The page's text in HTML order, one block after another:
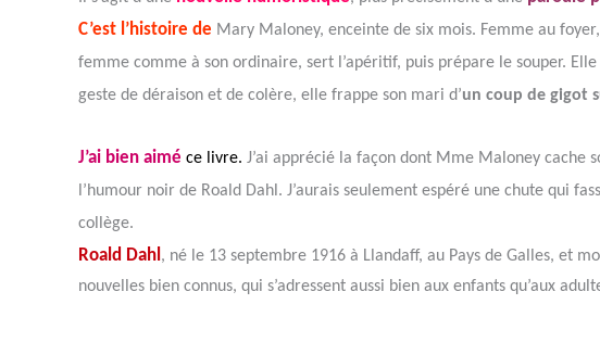
C’est l’histoire de Mary Maloney, enceinte de six mois. Femme au
femme comme à son ordinaire, sert l’apéritif, puis prépare le souper.
geste de déraison et de colère, elle frappe son mari d’un coup de gigot
J’ai bien aimé ce livre. J’ai apprécié la façon dont Mme Maloney cache
l’humour noir de Roald Dahl. J’aurais seulement espéré une chute qui
collège.
Roald Dahl , né le 13 septembre 1916 à Llandaff, au Pays de Galles, et
nouvelles bien connus, qui s’adressent aussi bien aux enfants qu’aux